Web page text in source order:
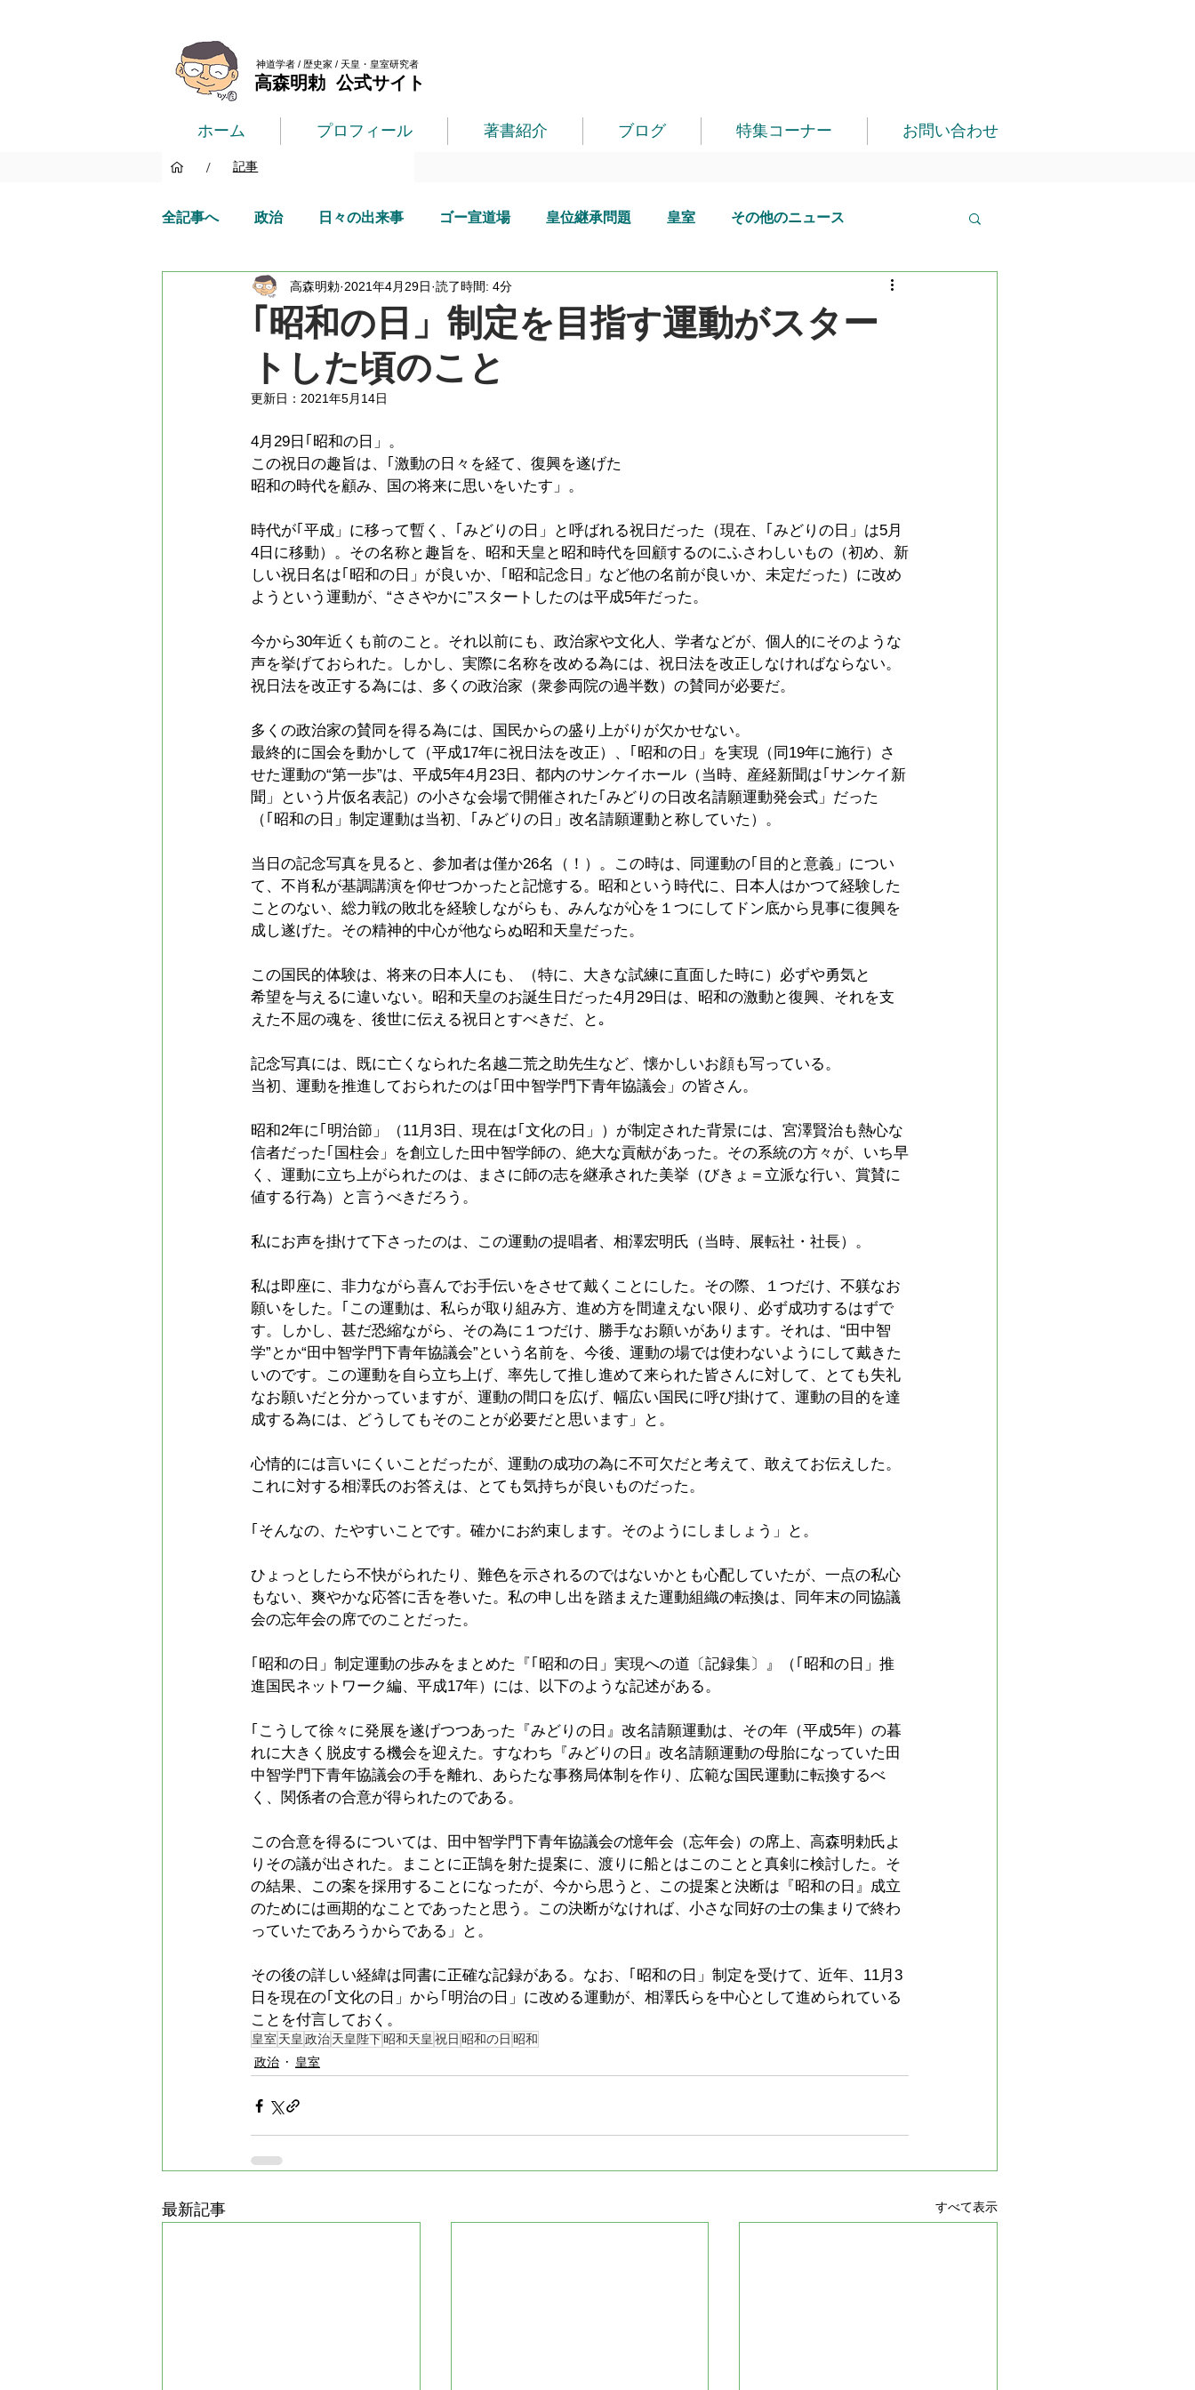
神道学者 / 歴史家 / 天皇・皇室研究者
高森明勅 公式サイト
ホーム プロフィール 著書紹介 ブログ 特集コーナー お問い合わせ
/ 記事
全記事へ 政治 日々の出来事 ゴー宣道場 皇位継承問題 皇室 その他のニュース
｢昭和の日」制定を目指す運動がスター
トした頃のこと
高森明勅 2021年4月29日 読了時間: 4分
更新日： 2021年5月14日
4月29日｢昭和の日」。
この祝日の趣旨は、｢激動の日々を経て、復興を遂げた
昭和の時代を顧み、国の将来に思いをいたす」。
時代が｢平成」に移って暫く、｢みどりの日」と呼ばれる祝日だった（現在、｢みどりの日」は5月
4日に移動）。その名称と趣旨を、昭和天皇と昭和時代を回顧するのにふさわしいもの（初め、新
しい祝日名は｢昭和の日」が良いか、｢昭和記念日」など他の名前が良いか、未定だった）に改め
ようという運動が、“ささやかに”スタートしたのは平成5年だった。
今から30年近くも前のこと。それ以前にも、政治家や文化人、学者などが、個人的にそのような
声を挙げておられた。しかし、実際に名称を改める為には、祝日法を改正しなければならない。
祝日法を改正する為には、多くの政治家（衆参両院の過半数）の賛同が必要だ。
多くの政治家の賛同を得る為には、国民からの盛り上がりが欠かせない。
最終的に国会を動かして（平成17年に祝日法を改正）、｢昭和の日」を実現（同19年に施行）さ
せた運動の“第一歩”は、平成5年4月23日、都内のサンケイホール（当時、産経新聞は｢サンケイ新
聞」という片仮名表記）の小さな会場で開催された｢みどりの日改名請願運動発会式」だった
（｢昭和の日」制定運動は当初、｢みどりの日」改名請願運動と称していた）。
当日の記念写真を見ると、参加者は僅か26名（！）。この時は、同運動の｢目的と意義」につい
て、不肖私が基調講演を仰せつかったと記憶する。昭和という時代に、日本人はかつて経験した
ことのない、総力戦の敗北を経験しながらも、みんなが心を１つにしてドン底から見事に復興を
成し遂げた。その精神的中心が他ならぬ昭和天皇だった。
この国民的体験は、将来の日本人にも、（特に、大きな試練に直面した時に）必ずや勇気と
希望を与えるに違いない。昭和天皇のお誕生日だった4月29日は、昭和の激動と復興、それを支
えた不屈の魂を、後世に伝える祝日とすべきだ、と｡
記念写真には、既に亡くなられた名越二荒之助先生など、懐かしいお顔も写っている。
当初、運動を推進しておられたのは｢田中智学門下青年協議会」の皆さん。
昭和2年に｢明治節」（11月3日、現在は｢文化の日」）が制定された背景には、宮澤賢治も熱心な
信者だった｢国柱会」を創立した田中智学師の、絶大な貢献があった。その系統の方々が、いち早
く、運動に立ち上がられたのは、まさに師の志を継承された美挙（びきょ＝立派な行い、賞賛に
値する行為）と言うべきだろう。
私にお声を掛けて下さったのは、この運動の提唱者、相澤宏明氏（当時、展転社・社長）。
私は即座に、非力ながら喜んでお手伝いをさせて戴くことにした。その際、１つだけ、不躾なお
願いをした。｢この運動は、私らが取り組み方、進め方を間違えない限り、必ず成功するはずで
す。しかし、甚だ恐縮ながら、その為に１つだけ、勝手なお願いがあります。それは、“田中智
学”とか“田中智学門下青年協議会”という名前を、今後、運動の場では使わないようにして戴きた
いのです。この運動を自ら立ち上げ、率先して推し進めて来られた皆さんに対して、とても失礼
なお願いだと分かっていますが、運動の間口を広げ、幅広い国民に呼び掛けて、運動の目的を達
成する為には、どうしてもそのことが必要だと思います」と。
心情的には言いにくいことだったが、運動の成功の為に不可欠だと考えて、敢えてお伝えした。
これに対する相澤氏のお答えは、とても気持ちが良いものだった。
｢そんなの、たやすいことです。確かにお約束します。そのようにしましょう」と。
ひょっとしたら不快がられたり、難色を示されるのではないかとも心配していたが、一点の私心
もない、爽やかな応答に舌を巻いた。私の申し出を踏まえた運動組織の転換は、同年末の同協議
会の忘年会の席でのことだった。
｢昭和の日」制定運動の歩みをまとめた『｢昭和の日」実現への道〔記録集〕』（｢昭和の日」推
進国民ネットワーク編、平成17年）には、以下のような記述がある。
｢こうして徐々に発展を遂げつつあった『みどりの日』改名請願運動は、その年（平成5年）の暮
れに大きく脱皮する機会を迎えた。すなわち『みどりの日』改名請願運動の母胎になっていた田
中智学門下青年協議会の手を離れ、あらたな事務局体制を作り、広範な国民運動に転換するべ
く、関係者の合意が得られたのである。
この合意を得るについては、田中智学門下青年協議会の憶年会（忘年会）の席上、高森明勅氏よ
りその議が出された。まことに正鵠を射た提案に、渡りに船とはこのことと真剣に検討した。そ
の結果、この案を採用することになったが、今から思うと、この提案と決断は『昭和の日』成立
のためには画期的なことであったと思う。この決断がなければ、小さな同好の士の集まりで終わ
っていたであろうからである」と。
その後の詳しい経緯は同書に正確な記録がある。なお、｢昭和の日」制定を受けて、近年、11月3
日を現在の｢文化の日」から｢明治の日」に改める運動が、相澤氏らを中心として進められている
ことを付言しておく。
皇室 天皇 政治天皇陛下昭和天皇 祝日 昭和の日 昭和
政治
皇室
最新記事 すべて表示